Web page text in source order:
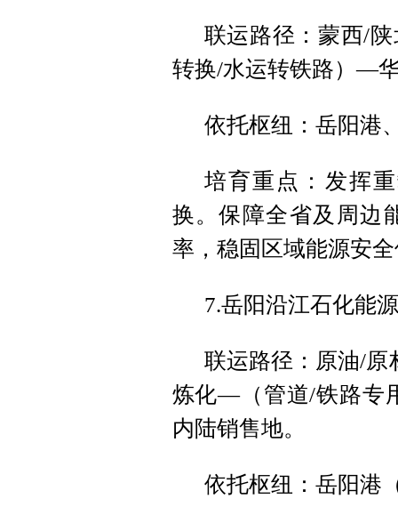
联运路径：蒙西/
转换/水运转铁路）—
依托枢纽：岳阳港
培育重点：发挥
换。保障全省及周边
率，稳固区域能源安
7.岳阳沿江石化能
联运路径：原油/
炼化—（管道/铁路
内陆销售地。
依托枢纽：岳阳港